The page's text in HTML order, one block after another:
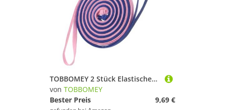
TOBBOMEY 2 Stück Elastisches Springseil Fitness Sportgerät Leichtes Langlebiges Trainingsseil Für Drinnen und Draußen Verbessert Gesundheit und Koordination Farben Zufällig
von TOBBOMEY
Bester Preis
9,69 €